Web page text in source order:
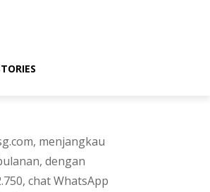
menjangkau
dengan
chat WhatsApp